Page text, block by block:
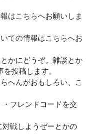
はこちらへお願いしま
ての情報はこちらへお
かにどうぞ。雑談とか
投稿します。
へんがおもしろい、こ
・フレンドコードを交
対戦しようぜーとかの